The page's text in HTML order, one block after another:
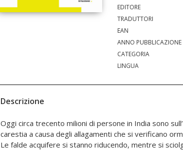
EDITORE
TRADUTTORI
EAN
ANNO PUBBLICAZIONE
CATEGORIA
LINGUA
Descrizione
Oggi circa trecento milioni di persone in India sono
carestia a causa degli allagamenti che si verificano
Le falde acquifere si stanno riducendo, mentre si
mondo sembrano non voler fare nulla, o peggio:
sostenere la logica di un capitalismo sconsiderato
Terra per il proprio consumo senza pensare alle